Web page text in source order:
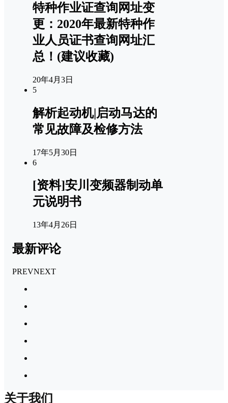
特种作业证查询网址变
更：2020年最新特种作
业人员证书查询网址汇
总！(建议收藏)
20年4月3日
5
解析起动机|启动马达的
常见故障及检修方法
17年5月30日
6
[资料]安川变频器制动单
元说明书
13年4月26日
最新评论
PREVNEXT
关于我们